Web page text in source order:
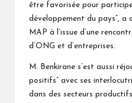
être favorisée pour
développement du pays”, a
MAP à l’issue d’une
d’ONG et d’entreprises.
M. Benkirane s’est aussi
positifs” avec ses
dans des secteurs